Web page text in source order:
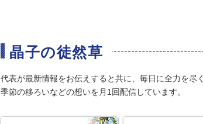
晶子の徒然草
代表が最新情報をお伝えすると共に、毎日に全力を尽
季節の移ろいなどの想いを月1回配信しています。